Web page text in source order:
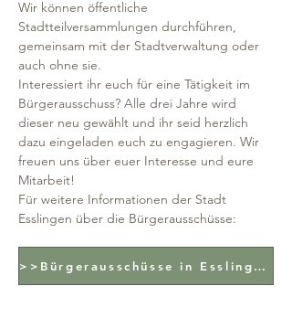
Wir können öffentliche
Stadtteilversammlungen durchführen,
gemeinsam mit der Stadtverwaltung oder
auch ohne sie.
Interessiert ihr euch für eine Tätigkeit im
Bürgerausschuss? Alle drei Jahre wird
dieser neu gewählt und ihr seid herzlich
dazu eingeladen euch zu engagieren. Wir
freuen uns über euer Interesse und eure
Mitarbeit!
Für weitere Informationen der Stadt
Esslingen über die Bürgerausschüsse:​
>>Bürgerausschüsse in Esslingen<<